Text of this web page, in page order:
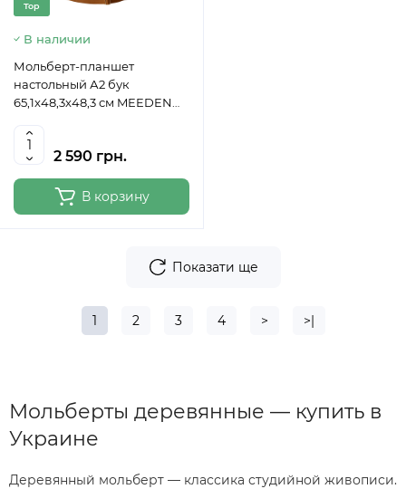
Top
В наличии
Мольберт-планшет
настольный А2 бук
65,1x48,3x48,3 см MEEDEN
2 590 грн.
В корзину
Показати ще
1 2 3 4 > >|
Мольберты деревянные — купить в
Украине
Деревянный мольберт — классика студийной живописи.